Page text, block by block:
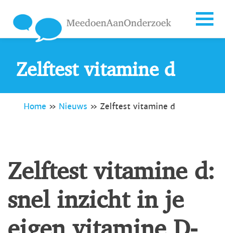
Zelftest vitamine d
Home » Nieuws » Zelftest vitamine d
Zelftest vitamine d:
snel inzicht in je